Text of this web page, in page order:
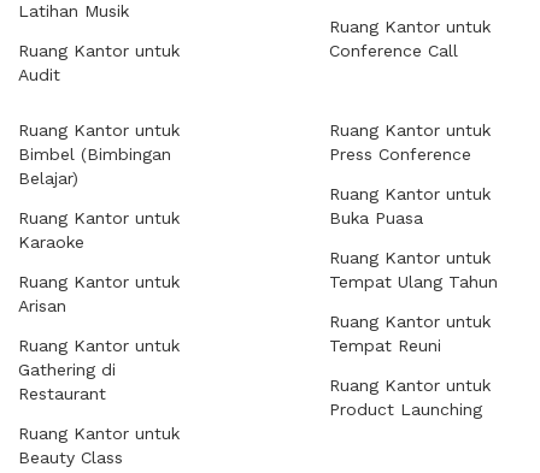
Latihan Musik
Ruang Kantor untuk
Audit
Ruang Kantor untuk
Conference Call
Ruang Kantor untuk
Bimbel (Bimbingan
Belajar)
Ruang Kantor untuk
Karaoke
Ruang Kantor untuk
Arisan
Ruang Kantor untuk
Gathering di
Restaurant
Ruang Kantor untuk
Beauty Class
Ruang Kantor untuk
Press Conference
Ruang Kantor untuk
Buka Puasa
Ruang Kantor untuk
Tempat Ulang Tahun
Ruang Kantor untuk
Tempat Reuni
Ruang Kantor untuk
Product Launching